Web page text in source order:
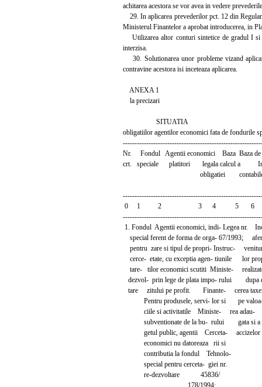
achitarea acestora se vor avea in vedere
29. In aplicarea prevederilor pct. 12 din
Ministerul Finantelor a aprobat introducerea, in
Utilizarea altor conturi sintetice de gradul I si
interzisa.
30. Solutionarea unor probleme vizand
contravine acestora isi inceteaza aplicarea.
ANEXA 1
la precizari
SITUATIA
obligatiilor agentilor economici fata de fondurile
Nr. Fondul Agentii economici Baza Baza
crt. speciale platitori legala calcul a
obligatiei
0 1 2 3 4 5 6
1. Fondul Agentii economici, indi- Legea nr.
special ferent de forma de orga- 67/
pentru zare si tipul de propri- Instruc-
cerce- etate, cu exceptia agen- tiunile lor
tare- tilor economici scutiti Ministe-
dezvol- prin lege de plata impo- rului dupa
tare zitului pe profit. Finante- cerea
Pentru produsele, servi- lor si pe
ciile si activitatile Ministe- rea adau-
subventionate de la bu- rului gata si a
getul public, agentii Cerceta- accizelor
economici nu datoreaza rii si
contributia la fondul Tehnolo-
special pentru cerceta- giei nr.
re-dezvoltare 45836/
178/1994;